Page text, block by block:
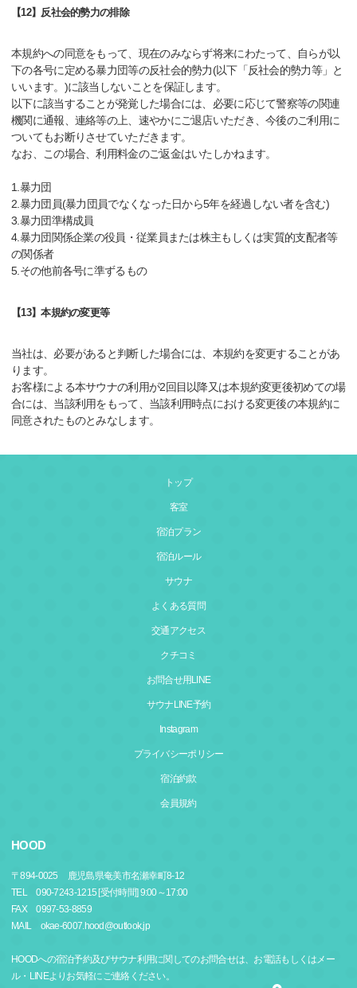
【12】反社会的勢力の排除
本規約への同意をもって、現在のみならず将来にわたって、自らが以
下の各号に定める暴力団等の反社会的勢力(以下「反社会的勢力等」と
いいます。)に該当しないことを保証します。
以下に該当することが発覚した場合には、必要に応じて警察等の関連
機関に通報、連絡等の上、速やかにご退店いただき、今後のご利用に
ついてもお断りさせていただきます。
なお、この場合、利用料金のご返金はいたしかねます。
1.暴力団
2.暴力団員(暴力団員でなくなった日から5年を経過しない者を含む)
3.暴力団準構成員
4.暴力団関係企業の役員・従業員または株主もしくは実質的支配者等
の関係者
5.その他前各号に準ずるもの
【13】本規約の変更等
当社は、必要があると判断した場合には、本規約を変更することがあ
ります。
お客様による本サウナの利用が2回目以降又は本規約変更後初めての場
合には、当該利用をもって、当該利用時点における変更後の本規約に
同意されたものとみなします。
トップ
客室
宿泊プラン
宿泊ルール
サウナ
よくある質問
交通アクセス
クチコミ
お問合せ用LINE
サウナLINE予約
Instagram
プライバシーポリシー
宿泊約款
会員規約
HOOD
〒894-0025
鹿児島県奄美市名瀬幸町8-12
TEL 090-7243-1215 [受付時間] 9:00～17:00
FAX 0997-53-8859
MAIL okae-6007.hood@outlook.jp
HOODへの宿泊予約及びサウナ利用に関してのお問合せは、お電話もしくはメー
ル・LINEよりお気軽にご連絡ください。